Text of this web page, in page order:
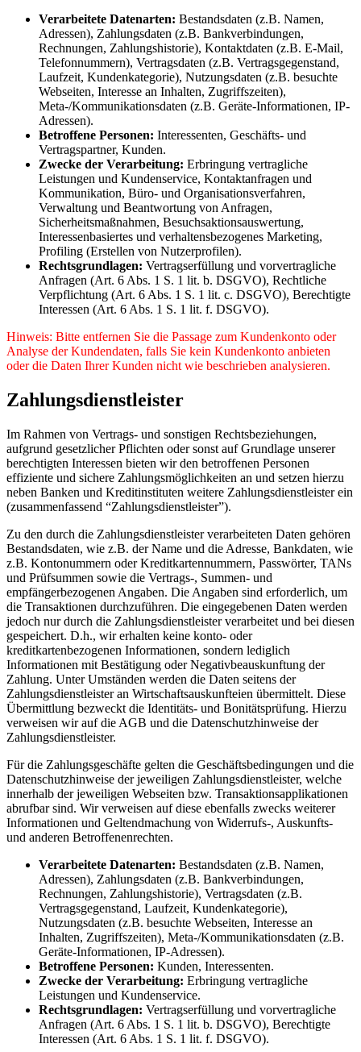
Verarbeitete Datenarten: Bestandsdaten (z.B. Namen,
Adressen), Zahlungsdaten (z.B. Bankverbindungen,
Rechnungen, Zahlungshistorie), Kontaktdaten (z.B. E-Mail,
Telefonnummern), Vertragsdaten (z.B. Vertragsgegenstand,
Laufzeit, Kundenkategorie), Nutzungsdaten (z.B. besuchte
Webseiten, Interesse an Inhalten, Zugriffszeiten),
Meta-/Kommunikationsdaten (z.B. Geräte-Informationen, IP-
Adressen).
Betroffene Personen: Interessenten, Geschäfts- und
Vertragspartner, Kunden.
Zwecke der Verarbeitung: Erbringung vertragliche
Leistungen und Kundenservice, Kontaktanfragen und
Kommunikation, Büro- und Organisationsverfahren,
Verwaltung und Beantwortung von Anfragen,
Sicherheitsmaßnahmen, Besuchsaktionsauswertung,
Interessenbasiertes und verhaltensbezogenes Marketing,
Profiling (Erstellen von Nutzerprofilen).
Rechtsgrundlagen: Vertragserfüllung und vorvertragliche
Anfragen (Art. 6 Abs. 1 S. 1 lit. b. DSGVO), Rechtliche
Verpflichtung (Art. 6 Abs. 1 S. 1 lit. c. DSGVO), Berechtigte
Interessen (Art. 6 Abs. 1 S. 1 lit. f. DSGVO).
Hinweis: Bitte entfernen Sie die Passage zum Kundenkonto oder
Analyse der Kundendaten, falls Sie kein Kundenkonto anbieten
oder die Daten Ihrer Kunden nicht wie beschrieben analysieren.
Zahlungsdienstleister
Im Rahmen von Vertrags- und sonstigen Rechtsbeziehungen,
aufgrund gesetzlicher Pflichten oder sonst auf Grundlage unserer
berechtigten Interessen bieten wir den betroffenen Personen
effiziente und sichere Zahlungsmöglichkeiten an und setzen hierzu
neben Banken und Kreditinstituten weitere Zahlungsdienstleister ein
(zusammenfassend “Zahlungsdienstleister”).
Zu den durch die Zahlungsdienstleister verarbeiteten Daten gehören
Bestandsdaten, wie z.B. der Name und die Adresse, Bankdaten, wie
z.B. Kontonummern oder Kreditkartennummern, Passwörter, TANs
und Prüfsummen sowie die Vertrags-, Summen- und
empfängerbezogenen Angaben. Die Angaben sind erforderlich, um
die Transaktionen durchzuführen. Die eingegebenen Daten werden
jedoch nur durch die Zahlungsdienstleister verarbeitet und bei diesen
gespeichert. D.h., wir erhalten keine konto- oder
kreditkartenbezogenen Informationen, sondern lediglich
Informationen mit Bestätigung oder Negativbeauskunftung der
Zahlung. Unter Umständen werden die Daten seitens der
Zahlungsdienstleister an Wirtschaftsauskunfteien übermittelt. Diese
Übermittlung bezweckt die Identitäts- und Bonitätsprüfung. Hierzu
verweisen wir auf die AGB und die Datenschutzhinweise der
Zahlungsdienstleister.
Für die Zahlungsgeschäfte gelten die Geschäftsbedingungen und die
Datenschutzhinweise der jeweiligen Zahlungsdienstleister, welche
innerhalb der jeweiligen Webseiten bzw. Transaktionsapplikationen
abrufbar sind. Wir verweisen auf diese ebenfalls zwecks weiterer
Informationen und Geltendmachung von Widerrufs-, Auskunfts-
und anderen Betroffenenrechten.
Verarbeitete Datenarten: Bestandsdaten (z.B. Namen,
Adressen), Zahlungsdaten (z.B. Bankverbindungen,
Rechnungen, Zahlungshistorie), Vertragsdaten (z.B.
Vertragsgegenstand, Laufzeit, Kundenkategorie),
Nutzungsdaten (z.B. besuchte Webseiten, Interesse an
Inhalten, Zugriffszeiten), Meta-/Kommunikationsdaten (z.B.
Geräte-Informationen, IP-Adressen).
Betroffene Personen: Kunden, Interessenten.
Zwecke der Verarbeitung: Erbringung vertragliche
Leistungen und Kundenservice.
Rechtsgrundlagen: Vertragserfüllung und vorvertragliche
Anfragen (Art. 6 Abs. 1 S. 1 lit. b. DSGVO), Berechtigte
Interessen (Art. 6 Abs. 1 S. 1 lit. f. DSGVO).